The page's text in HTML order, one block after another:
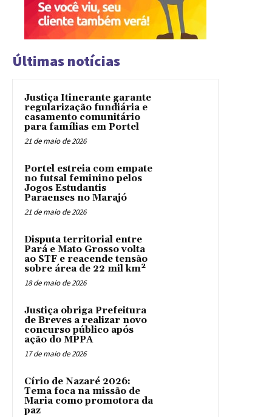
Últimas notícias
Justiça Itinerante garante
regularização fundiária e
casamento comunitário
para famílias em Portel
21 de maio de 2026
Portel estreia com empate
no futsal feminino pelos
Jogos Estudantis
Paraenses no Marajó
21 de maio de 2026
Disputa territorial entre
Pará e Mato Grosso volta
ao STF e reacende tensão
sobre área de 22 mil km²
18 de maio de 2026
Justiça obriga Prefeitura
de Breves a realizar novo
concurso público após
ação do MPPA
17 de maio de 2026
Círio de Nazaré 2026:
Tema foca na missão de
Maria como promotora da
paz